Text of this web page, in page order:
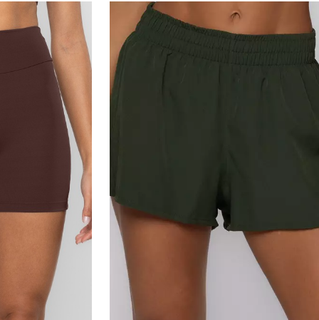
Medidas da modelo:
Altura: 173cm
Busto: 85cm
Cintura: 65cm